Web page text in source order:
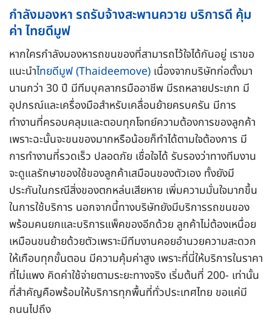
กำลังมองหา รถรับจ้างสะพานควาย บริการดี คุ้ม
ค่า ไทยดีมูฟ
หากใครกำลังมองหารถขนของที่สามารถไว้ใจได้กันอยู่ เราขอ
แนะนำไทยดีมูฟ (Thaideemove) เนื่องจากบริษัทก่อตั้งมา
นานกว่า 30 ปี มีทีมบุคลากรมืออาชีพ มีรถหลายประเภท มี
อุปกรณ์และเครื่องมือสำหรับเคลื่อนย้ายครบครัน มีการ
ทำงานที่ครอบคลุมและตอบทุกโจทย์ความต้องการของลูกค้า
เพราะฉะนั้นจะขนของมากหรือน้อยก็ทำได้ตามใจต้องการ มี
การทำงานที่รวดเร็ว ปลอดภัย เชื่อใจได้ รับรองว่าทางทีมงาน
จะดูแลรักษาของใช้ของลูกค้าเสมือนของตัวเอง ทั้งยังมี
ประกันในกรณีสิ่งของตกหล่นเสียหาย เพิ่มความมั่นใจมากขึ้น
ในการใช้บริการ นอกจากนี้ทางบริษัทยังมีบริการรถขนของ
พร้อมคนยกและบริการแพ็คของอีกด้วย ลูกค้าไม่ต้องเหนื่อย
เหมือนขนย้ายด้วยตัวเพราะมีทีมงานคอยอำนวยความสะดวก
ให้เกือบทุกขั้นตอน มีความคุ้มค่าสูง เพราะที่นี่ให้บริการในราคา
ที่ไม่แพง คิดค่าใช้จ่ายตามระยะทางจริง เริ่มต้นที่ 200- เท่านั้น
ที่สำคัญคือพร้อมให้บริการทุกพื้นที่ทั่วประเทศไทย ขอแค่มี
ถนนไปถึง